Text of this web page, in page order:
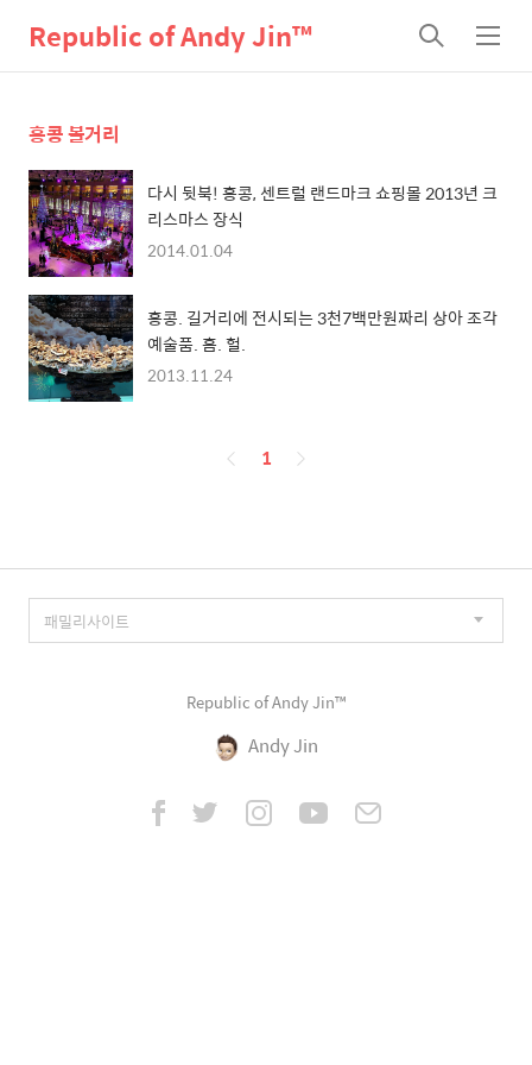
Republic of Andy Jin™
검
색
메
뉴
홍콩 볼거리
다시 뒷북! 홍콩, 센트럴 랜드마크 쇼핑몰 2013년 크
리스마스 장식
2014.01.04
홍콩. 길거리에 전시되는 3천7백만원짜리 상아 조각
예술품. 흠. 헐.
2013.11.24
페
1
Republic of Andy Jin™
Andy Jin